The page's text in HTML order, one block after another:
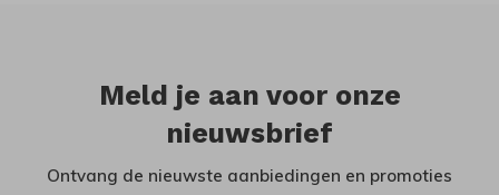
Meld je aan voor onze
nieuwsbrief
Ontvang de nieuwste aanbiedingen en promoties